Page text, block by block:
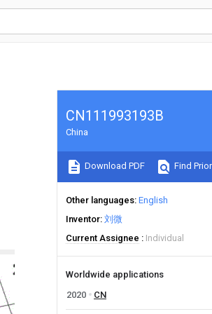
CN111993193B
China
Download PDF Find
Other languages English
Inventor 刘微
Current Assignee
Individual
Worldwide applications
2020
CN